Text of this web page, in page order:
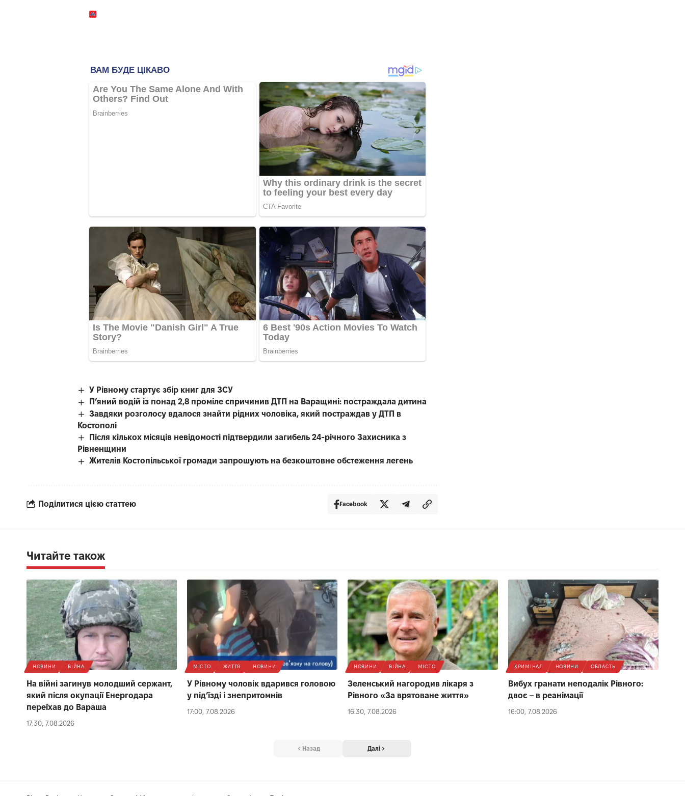
У Рівному стартує збір книг для ЗСУ
П’яний водій із понад 2,8 проміле спричинив ДТП на Варащині: постраждала дитина
Завдяки розголосу вдалося знайти рідних чоловіка, який постраждав у ДТП в
Костополі
Після кількох місяців невідомості підтвердили загибель 24-річного Захисника з
Рівненщини
Жителів Костопільської громади запрошують на безкоштовне обстеження легень
Поділитися цією статтею Facebook
Читайте також
НОВИНИ ВІЙНА
На війні загинув молодший сержант,
який після окупації Енергодара
переїхав до Вараша
17:30, 7.08.2026
МІСТО ЖИТТЯ НОВИНИ
У Рівному чоловік вдарився головою
у під’їзді і знепритомнів
17:00, 7.08.2026
НОВИНИ ВІЙНА МІСТО
Зеленський нагородив лікаря з
Рівного «За врятоване життя»
16:30, 7.08.2026
КРИМІНАЛ НОВИНИ ОБЛАСТЬ
Вибух гранати неподалік Рівного:
двоє – в реанімації
16:00, 7.08.2026
Назад Далі